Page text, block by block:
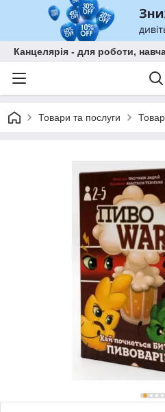
Канцелярія - для роботи,
Товари та послуги